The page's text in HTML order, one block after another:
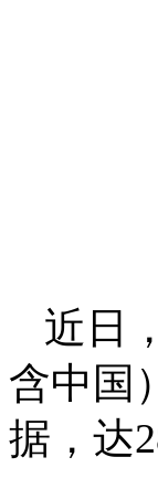
近日
含中国
据，达